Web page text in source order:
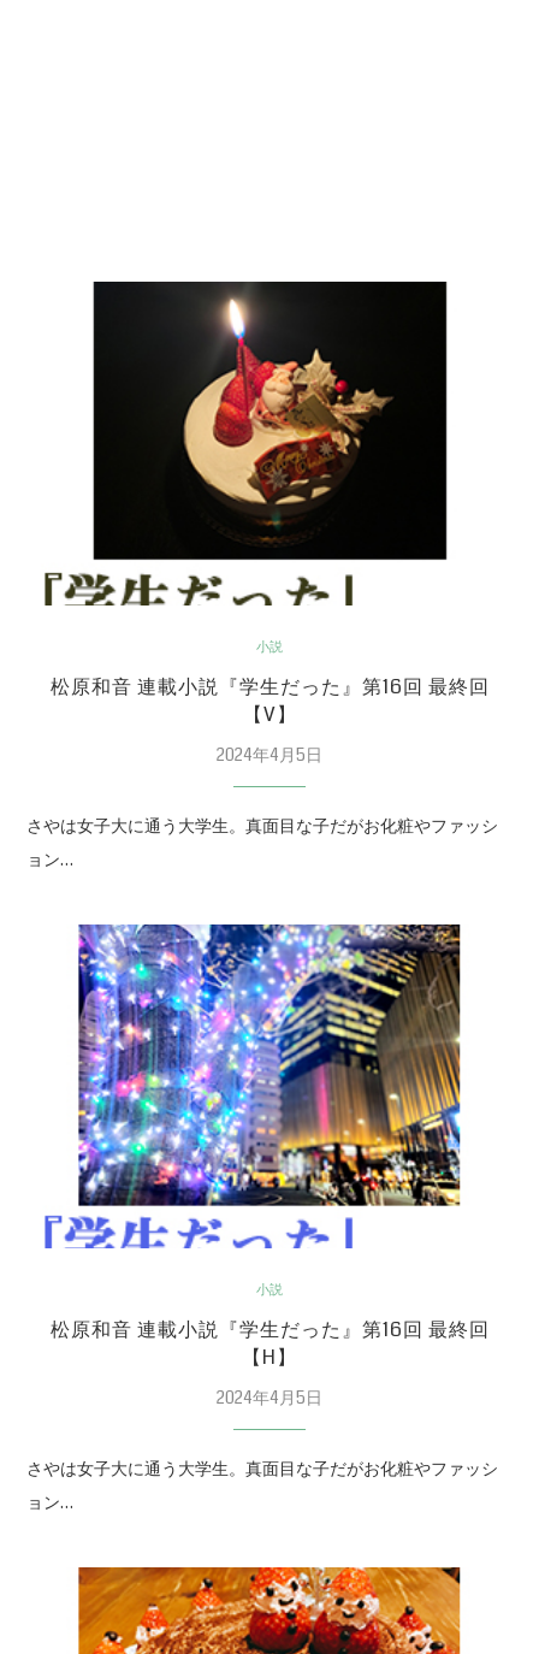
小説
松原和音 連載小説『学生だった』第16回 最終回
【V】
2024年4月5日
さやは女子大に通う大学生。真面目な子だがお化粧やファッシ
ョン…
小説
松原和音 連載小説『学生だった』第16回 最終回
【H】
2024年4月5日
さやは女子大に通う大学生。真面目な子だがお化粧やファッシ
ョン…